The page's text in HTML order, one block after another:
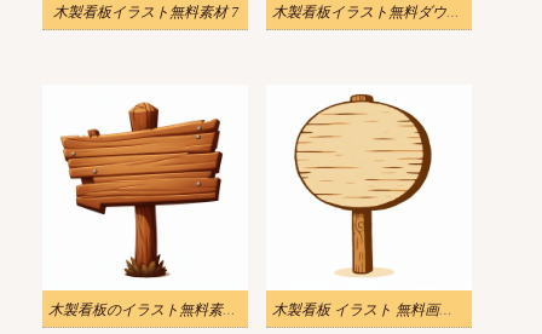
木製看板イラスト無料素材 7 木製看板イラスト無料ダウンロード6
木製看板のイラスト無料素材9 木製看板 イラスト 無料画像10